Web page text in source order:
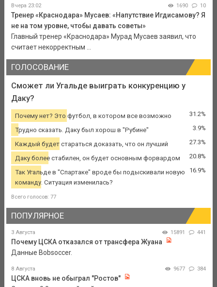
Вчера 23:02 1690 10
Тренер «Краснодара» Мусаев: «Напутствие Игдисамову? Я
не на том уровне, чтобы давать советы»
Главный тренер «Краснодара» Мурад Мусаев заявил, что
считает некорректным ...
ГОЛОСОВАНИЕ
Сможет ли Угальде выиграть конкуренцию у
Даку?
Почему нет? Это футбол, в котором все возможно 31.2%
Трудно сказать. Даку был хорош в "Рубине" 3.9%
Каждый будет стараться доказать, что он лучший 27.3%
Даку более стабилен, он будет основным форвардом 20.8%
Так Угальде в "Спартаке" вроде бы подыскивали новую
команду. Ситуация изменилась?
16.9%
Всего голосов: 77
ПОПУЛЯРНОЕ
3 Августа 15891 441
Почему ЦСКА отказался от трансфера Жуана
Данные Bobsoccer.
8 Августа 9677 384
ЦСКА вновь не обыграл "Ростов"